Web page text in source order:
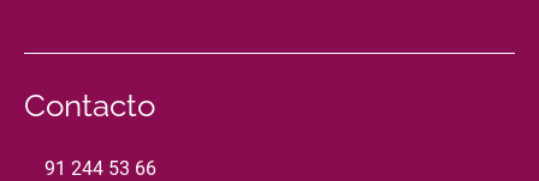
Contacto
91 244 53 66